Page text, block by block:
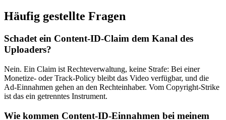
Häufig gestellte Fragen
Schadet ein Content-ID-Claim dem Kanal des
Uploaders?
Nein. Ein Claim ist Rechteverwaltung, keine Strafe: Bei einer
Monetize- oder Track-Policy bleibt das Video verfügbar, und die
Ad-Einnahmen gehen an den Rechteinhaber. Vom Copyright-Strike
ist das ein getrenntes Instrument.
Wie kommen Content-ID-Einnahmen bei meinem